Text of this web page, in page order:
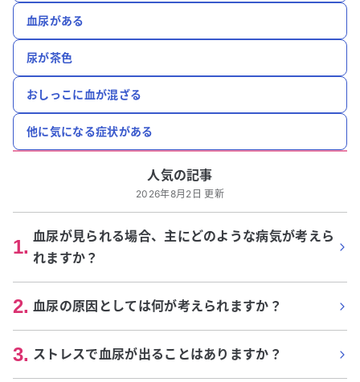
血尿がある
尿が茶色
おしっこに血が混ざる
他に気になる症状がある
人気の記事
2026年8月2日 更新
1. 血尿が見られる場合、主にどのような病気が考えら
れますか？
2. 血尿の原因としては何が考えられますか？
3. ストレスで血尿が出ることはありますか？